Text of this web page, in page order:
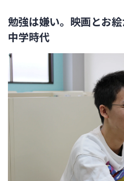
勉強は嫌い。映画とお
中学時代